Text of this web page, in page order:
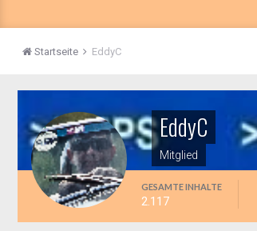
Startseite EddyC
EddyC
Mitglied
GESAMTE INHALTE
2.117